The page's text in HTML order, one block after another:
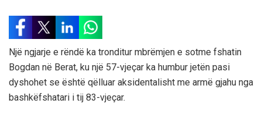
Një ngjarje e rëndë ka tronditur mbrëmjen e sotme fshatin
Bogdan në Berat, ku një 57-vjeçar ka humbur jetën pasi
dyshohet se është qëlluar aksidentalisht me armë gjahu nga
bashkëfshatari i tij 83-vjeçar.